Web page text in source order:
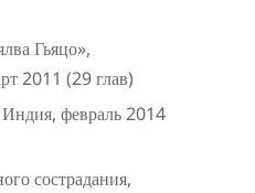
Гьяцо»,
2011 (29 глав)
февраль 2014
сострадания,